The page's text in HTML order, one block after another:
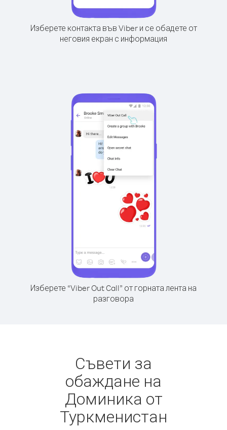
Изберете контакта във Viber и се обадете от
неговия екран с информация
Изберете “Viber Out Call” от горната лента на
разговора
Съвети за
обаждане на
Доминика от
Туркменистан